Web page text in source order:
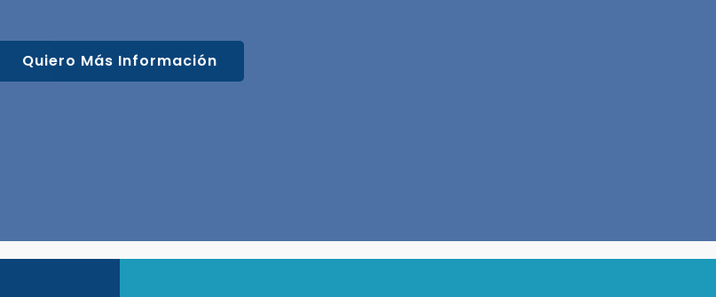
Quiero Más Información